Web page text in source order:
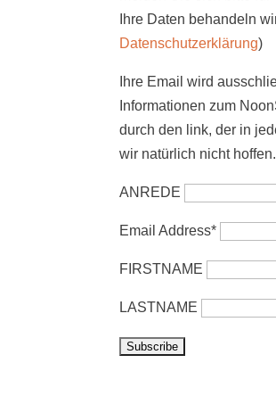
Ihre Daten behandeln
Datenschutzerklärung)
Ihre Email wird
Informationen zum
durch den link, der in
wir natürlich nicht hoffen.
ANREDE
Email Address*
FIRSTNAME
LASTNAME